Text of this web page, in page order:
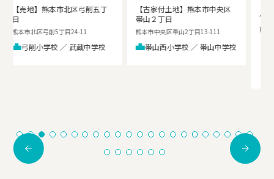
【建築条件なし】熊本市東区
健軍2丁目 全６区画
熊本市東区健軍2丁目24-18西側
健軍小学校 ／ 湖東中学校
熊本市南区城南町今吉野 全
８区画【建築条件なし】
南区城南町今吉野316北側
杉上小学校 徒歩35分（ 約